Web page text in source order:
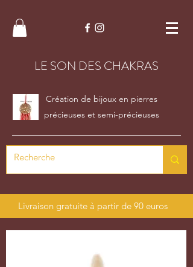
LE SON DES CHAKRAS
Création de bijoux en pierres
précieuses et semi-précieuses
Livraison gratuite à partir de 90 euros